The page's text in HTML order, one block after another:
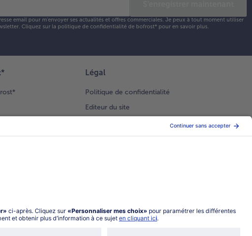
email pour m'envoyer ses actualités et offres commerciales. Je peux à tout moment utiliser
Cliquez sur la politique de confidentialitéde bofrost* pour en savoir plus.
Légal
Politique de confidentialité
Editeur du site
Conditions générales de vente
Conditions générales catalogue en ligne